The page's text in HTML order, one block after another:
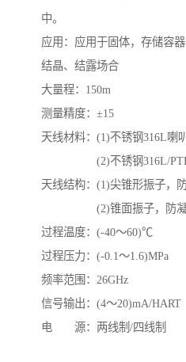
中。
应用：应用于固体，存储容
结晶、结露场合
大量程：150m
测量精度：±15
天线材料：(1)不锈钢316L喇
(2)不锈钢316L/
天线结构：(1)尖锥形振子，
(2)锥面振子，防凝
过程温度：(-40～60)℃
过程压力：(-0.1～1.6)MPa
频率范围：26GHz
信号输出：(4～20)mA/HART
电 源：两线制/四线制